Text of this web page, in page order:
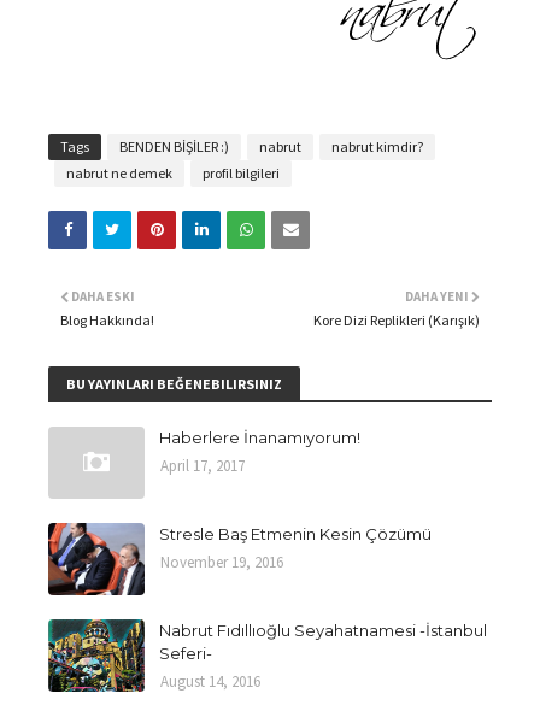
Tags BENDEN BİŞİLER :) nabrut
nabrut kimdir?
nabrut ne demek
profil bilgileri
DAHA YENI
Kore Dizi Replikleri (Karışık)
DAHA ESKI
Blog Hakkında!
BU YAYINLARI BEĞENEBILIRSINIZ
Haberlere İnanamıyorum!
April 17, 2017
Stresle Baş Etmenin Kesin Çözümü
November 19, 2016
Nabrut Fıdıllıoğlu Seyahatnamesi -İstanbul
Seferi-
August 14, 2016